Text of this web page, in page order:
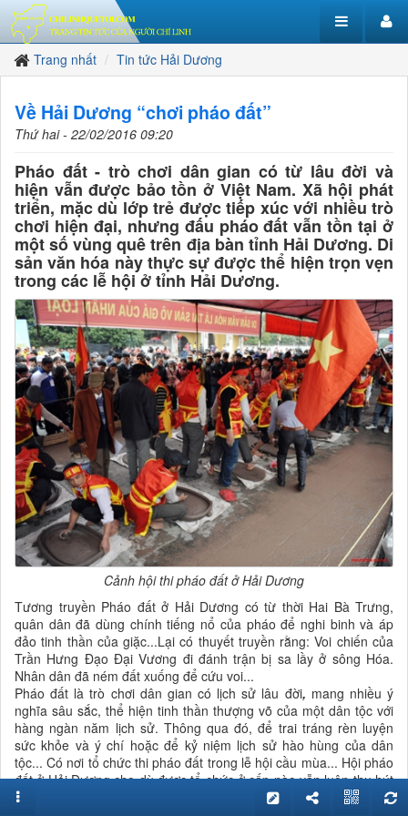
Trang nhất Tin tức Hải Dương
Về Hải Dương “chơi pháo đất”
Thứ hai - 22/02/2016 09:20
Pháo đất - trò chơi dân gian có từ lâu đời và
hiện vẫn được bảo tồn ở Việt Nam. Xã hội phát
triển, mặc dù lớp trẻ được tiếp xúc với nhiều trò
chơi hiện đại, nhưng đấu pháo đất vẫn tồn tại ở
một số vùng quê trên địa bàn tỉnh Hải Dương. Di
sản văn hóa này thực sự được thể hiện trọn vẹn
trong các lễ hội ở tỉnh Hải Dương.
Cảnh hội thi pháo đất ở Hải Dương
Tương truyền Pháo đất ở Hải Dương có từ thời Hai Bà Trưng,
quân dân đã dùng chính tiếng nổ của pháo để nghi binh và áp
đảo tinh thần của giặc...Lại có thuyết truyền rằng: Voi chiến của
Trần Hưng Đạo Đại Vương đi đánh trận bị sa lầy ở sông Hóa.
Nhân dân đã ném đất xuống để cứu voi...
Pháo đất là trò chơi dân gian có lịch sử lâu đời, mang nhiều ý
nghĩa sâu sắc, thể hiện tinh thần thượng võ của một dân tộc với
hàng ngàn năm lịch sử. Thông qua đó, để trai tráng rèn luyện
sức khỏe và ý chí hoặc để kỷ niệm lịch sử hào hùng của dân
tộc... Có nơi tổ chức thi pháo đất trong lễ hội cầu mùa... Hội pháo
đất ở Hải Dương cho dù được tổ chức ở cấp nào vẫn luôn thu hút
và gây hứng thú đặc biệt đối với người xem ở mọi lứa tuổi.